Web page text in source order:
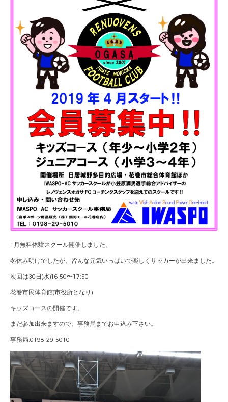
1月無料体験スクール開催しました。
冬休み明けでしたが、皆んな元気いっぱいで楽しくサッカーが出来ました。
次回は30日(水)16:50〜17:50
花巻市民体育館(市役所となり)
キッズコースの開催です。
まだ参加出来ますので、事務局までお申込み下さい。
事務局:0198-29-5010